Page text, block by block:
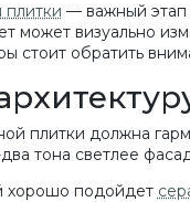
плитки — важный этап
может визуально
стоит обратить
плитки должна
тона светлее
хорошо подойдет